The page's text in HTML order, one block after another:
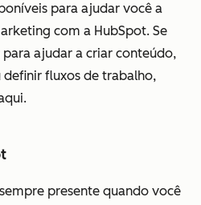
para ajudar você a
com a HubSpot. Se
ajudar a criar conteúdo,
fluxos de trabalho,
presente quando você